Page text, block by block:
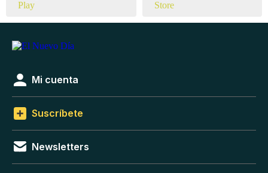
Mi cuenta
Suscríbete
Newsletters